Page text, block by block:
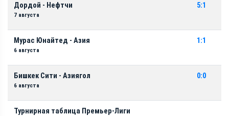
Дордой - Нефтчи
7 августа
5:1
Мурас Юнайтед - Азия
6 августа
1:1
Бишкек Сити - Азиягол
6 августа
0:0
Турнирная таблица Премьер-Лиги